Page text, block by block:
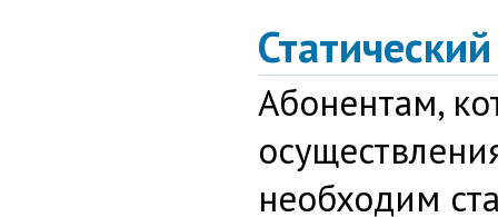
Абонентам,
необходим